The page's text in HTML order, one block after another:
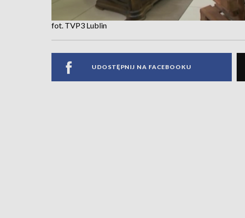
fot. TVP3 Lublin
UDOSTĘPNIJ NA FACEBOOKU